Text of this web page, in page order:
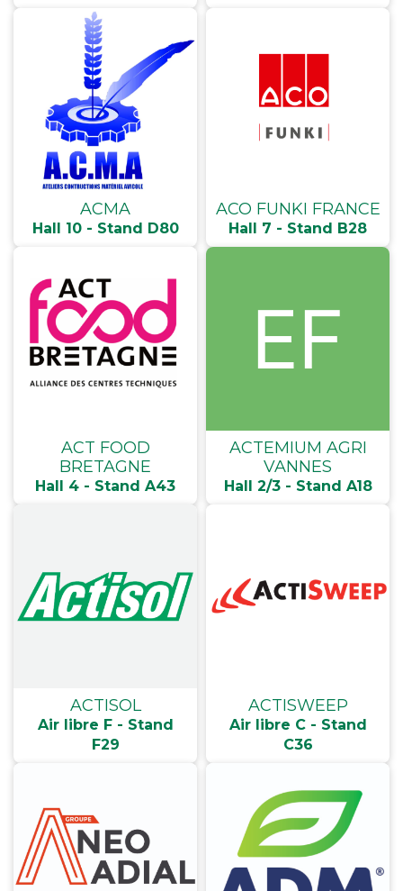
ACMA
Hall 10 - Stand D80
ACO FUNKI FRANCE
Hall 7 - Stand B28
ACT FOOD
BRETAGNE
Hall 4 - Stand A43
ACTEMIUM AGRI
VANNES
Hall 2/3 - Stand A18
ACTISOL
Air libre F - Stand
F29
ACTISWEEP
Air libre C - Stand
C36